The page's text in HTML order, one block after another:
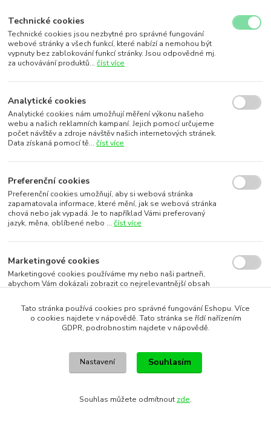
Technické cookies
Technické cookies jsou nezbytné pro správné fungování
webové stránky a všech funkcí, které nabízí a nemohou být
vypnuty bez zablokování funkcí stránky. Jsou odpovědné mj.
za uchovávání produktů...číst více
Analytické cookies
Analytické cookies nám umožňují měření výkonu našeho
webu a našich reklamních kampaní. Jejich pomocí určujeme
počet návštěv a zdroje návštěv našich internetových stránek.
Data získaná pomocí tě...číst více
Preferenční cookies
Preferenční cookies umožňují, aby si webová stránka
zapamatovala informace, které mění, jak se webová stránka
chová nebo jak vypadá. Je to například Vámi preferovaný
jazyk, měna, oblíbené nebo ...číst více
Marketingové cookies
Marketingové cookies používáme my nebo naši partneři,
abychom Vám dokázali zobrazit co nejrelevantnější obsah
subjektů. To je možn... číst více
Souhlasím s využitím vybraných souborů cookies
Tato stránka používá cookies pro správné fungování Eshopu. Více
o cookies najdete v nápovědě. Tato stránka se řídí nařízením
GDPR, podrobnostim najdete v nápovědě.
Nastavení Souhlasím
Souhlas můžete odmítnout zde.